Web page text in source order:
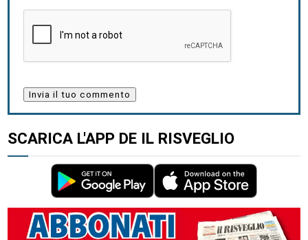
SCARICA L'APP DE IL RISVEGLIO